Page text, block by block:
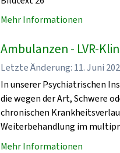
Mehr Informationen
Ambulanzen - LVR-
Letzte Änderung: 11. Juni
In unserer Psychiatrischen
die wegen der Art, Schwere
chronischen
Weiterbehandlung im
Mehr Informationen